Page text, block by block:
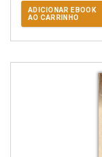
ADICIONAR EBOOK
AO CARRINHO